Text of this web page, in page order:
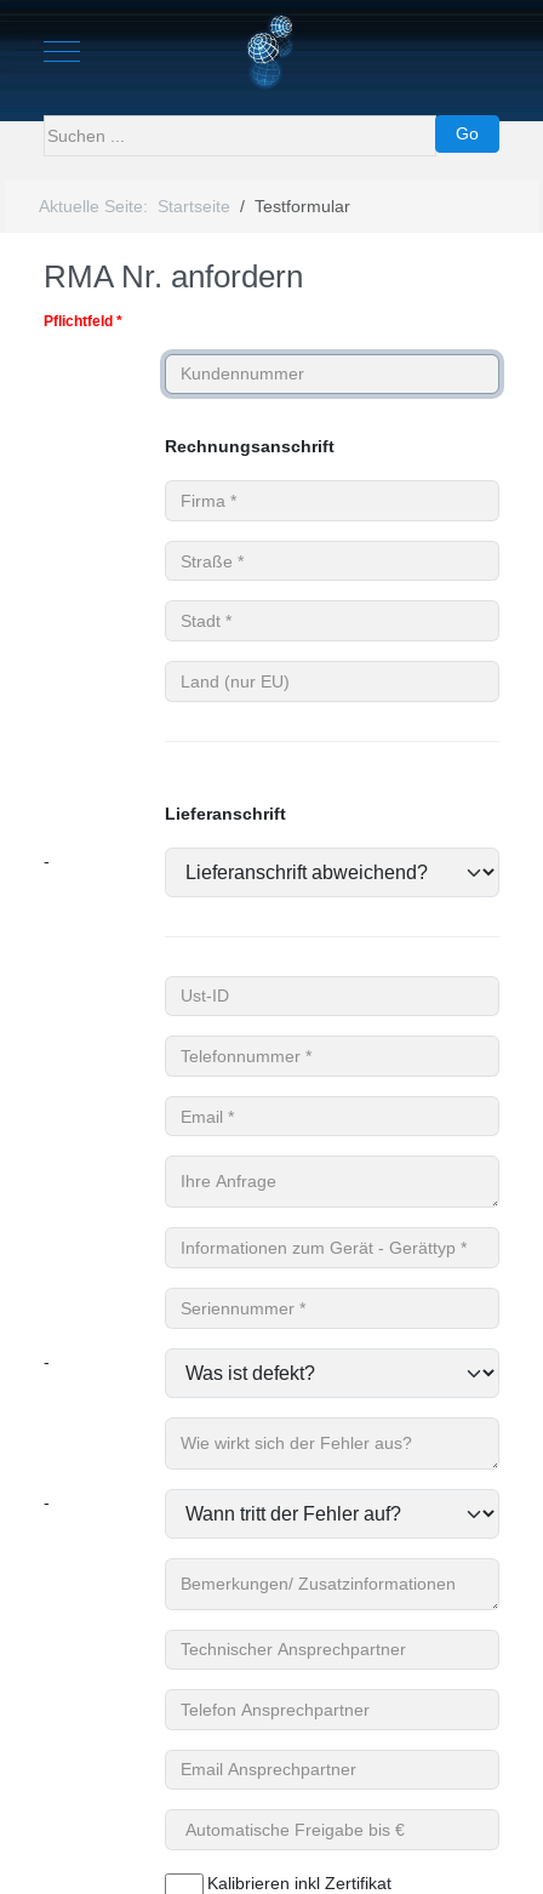
Mobile Menu Toggle
Go
Aktuelle Seite: Startseite Testformular
RMA Nr. anfordern
Pflichtfeld *
Rechnungsanschrift
Lieferanschrift
-
Informationen zum Gerät - Gerättyp
-
-
Technischer Ansprechpartner
Telefon Ansprechpartner
Email Ansprechpartner
Automatische Freigabe bis €
Kalibrieren inkl Zertifikat